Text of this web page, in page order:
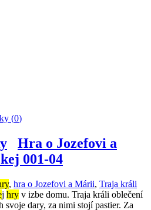
(0)
Hra o Jozefovi a
001-04
, hra o Jozefovi a Márii, Traja králi
j hry v izbe domu. Traja králi oblečení
svoje dary, za nimi stojí pastier. Za